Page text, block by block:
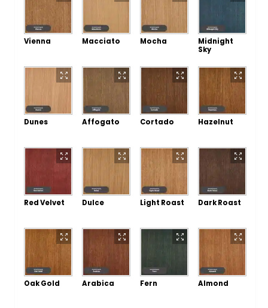
Vienna Macciato Mocha
Midnight
Sky
Dunes Affogato Cortado Hazelnut
Red Velvet Dulce Light Roast Dark Roast
Oak Gold Arabica Fern Almond